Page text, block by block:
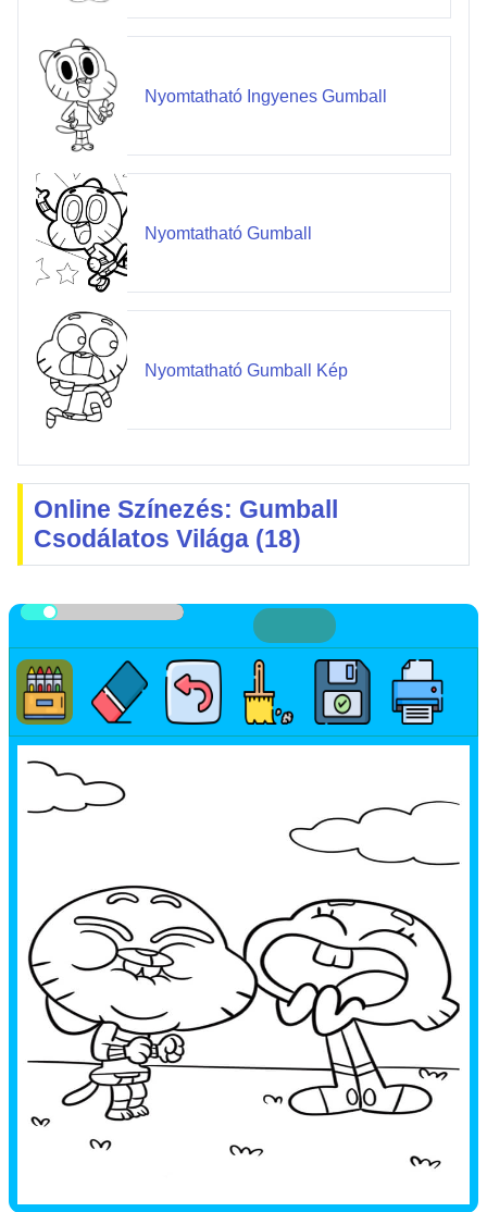
Nyomtatható Ingyenes Gumball
Nyomtatható Gumball
Nyomtatható Gumball Kép
Online Színezés: Gumball
Csodálatos Világa (18)